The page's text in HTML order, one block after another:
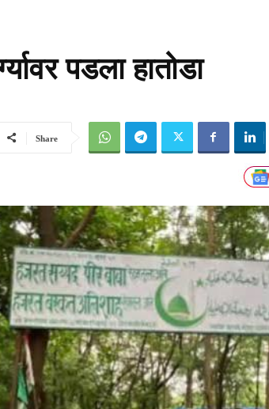
पडला हातोडा
Share